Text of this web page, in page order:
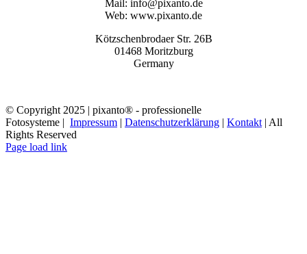
Mail: info@pixanto.de
Web: www.pixanto.de
Kötzschenbrodaer Str. 26B
01468 Moritzburg
Germany
© Copyright 2025 | pixanto® - professionelle
Fotosysteme | Impressum | Datenschutzerklärung | Kontakt | All
Rights Reserved
Page load link